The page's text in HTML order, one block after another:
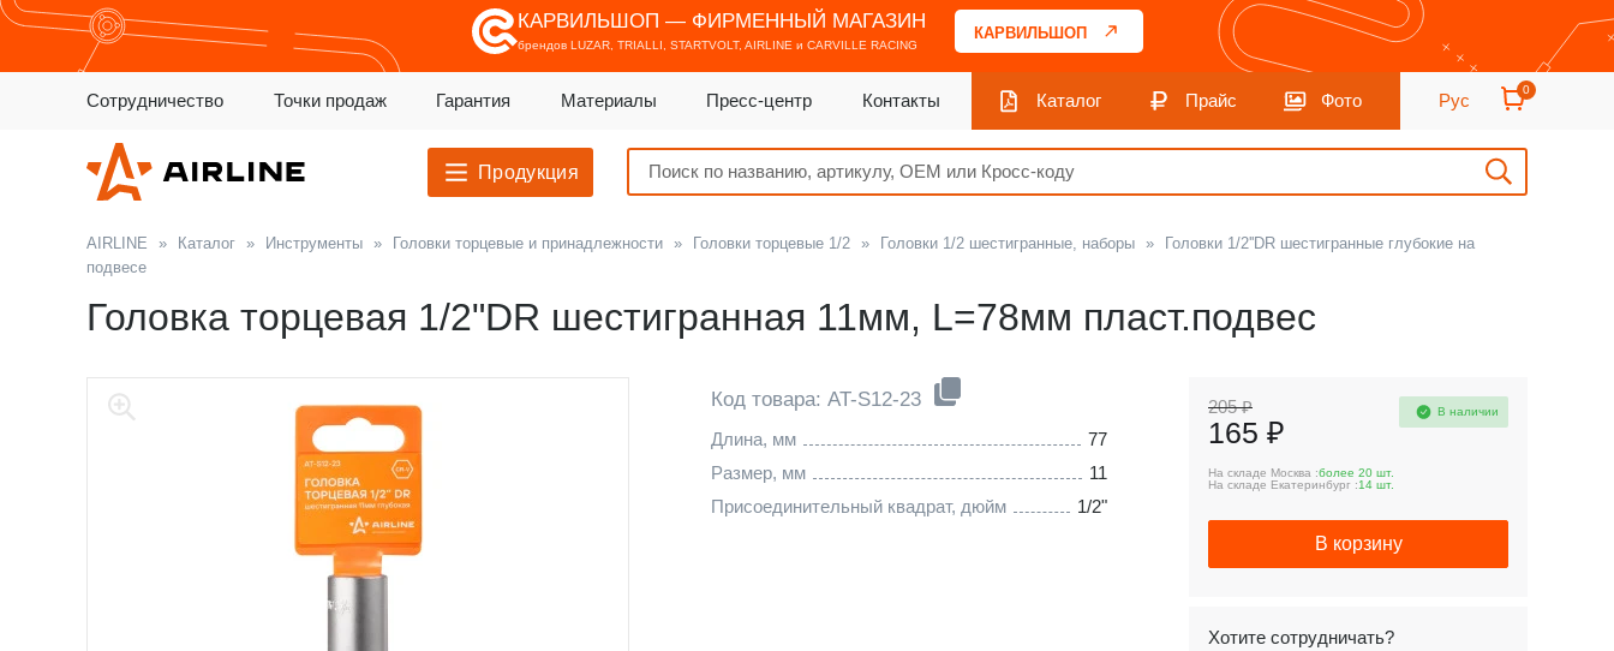
КАРВИЛЬШОП — ФИРМЕННЫЙ МАГАЗИН
брендов LUZAR, TRIALLI, STARTVOLT, AIRLINE и CARVILLE RACING
КАРВИЛЬШОП
Сотрудничество Точки продаж Гарантия Материалы Пресс-центр Контакты Каталог Прайс Фото Рус
0
Продукция
AIRLINE » Каталог » Инструменты » Головки торцевые и принадлежности » Головки торцевые 1/2 » Головки 1/2 шестигранные, наборы »
Головки 1/2''DR шестигранные глубокие на
подвесе
Головка торцевая 1/2"DR шестигранная 11мм, L=78мм пласт.подвес
Код товара: AT-S12-23
Длина, мм
77
Размер, мм
11
Присоединительный квадрат, дюйм
1/2"
205 ₽
165 ₽
В наличии
На складе Москва :более 20 шт.
На складе Екатеринбург :14 шт.
В корзину
Хотите сотрудничать?